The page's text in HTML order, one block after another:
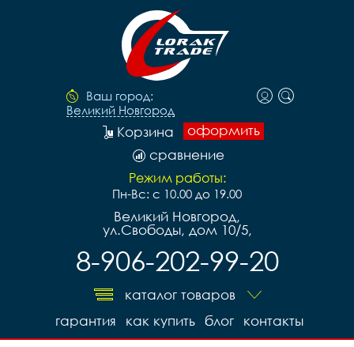
Ваш город:
Великий Новгород
оформить
Корзина
сравнение
Режим работы:
Пн-Вс: с 10.00 до 19.00
Великий Новгород,
ул.Свободы, дом 10/5,
8-906-202-99-20
каталог товаров
контакты
блог
как купить
гарантия